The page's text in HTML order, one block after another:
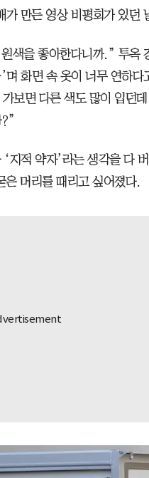
만든 영상 비평회가 있던
색을 좋아한다니까.” 투옥
며 화면 속 옷이 너무 연하다
보면 다른 색도 많이 입던
지적 약자’라는 생각을 다
은 머리를 때리고 싶어졌다.